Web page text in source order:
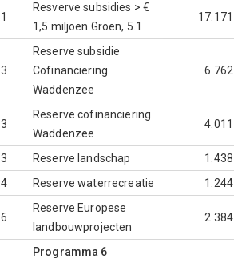
Resverve subsidies > €
1,5 miljoen Groen, 5.1
17.171
Reserve subsidie
Cofinanciering
Waddenzee
6.762
Reserve cofinanciering
Waddenzee
4.011
Reserve landschap 1.438
Reserve waterrecreatie 1.244
Reserve Europese
landbouwprojecten
2.384
Programma 6